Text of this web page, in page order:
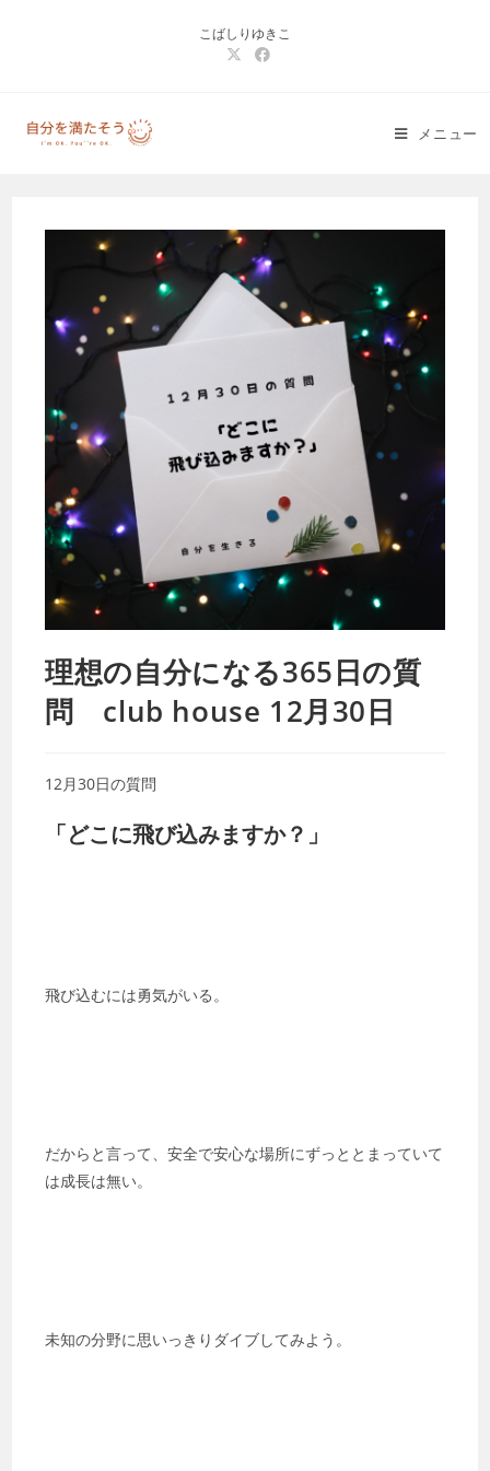
こばしりゆきこ
メニュー
理想の自分になる365日の質
問 club house 12月30日
12月30日の質問
「どこに飛び込みますか？」
飛び込むには勇気がいる。
だからと言って、安全で安心な場所にずっととまっていて
は成長は無い。
未知の分野に思いっきりダイブしてみよう。